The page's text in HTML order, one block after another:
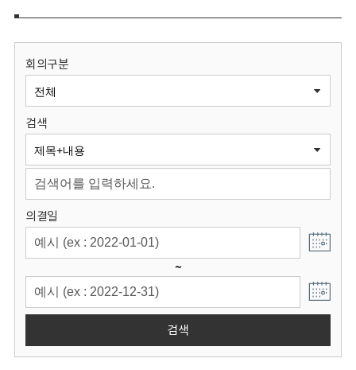
보
원
회
회의구분
검색
의결일
~
검색